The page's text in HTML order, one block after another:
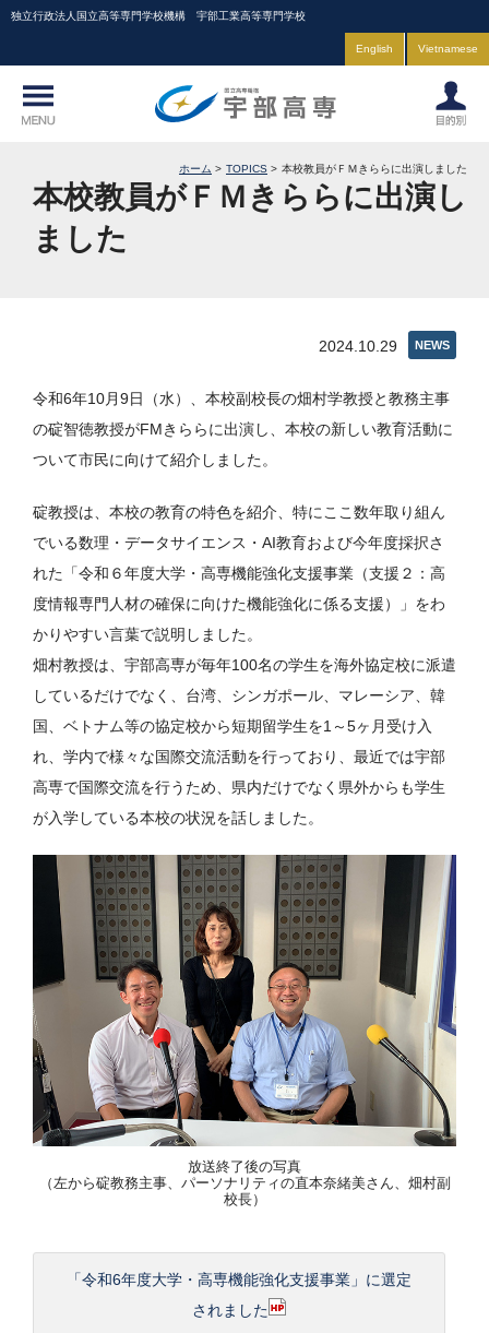
独立行政法人国立高等専門学校機構 宇部工業高等専門学校
English Vietnamese
ホーム TOPICS 本校教員がＦＭきららに出演しました
本校教員がＦＭきららに出演し
ました
NEWS
2024.10.29
令和6年10月9日（水）、本校副校長の畑村学教授と教務主事
の碇智徳教授がFMきららに出演し、本校の新しい教育活動に
ついて市民に向けて紹介しました。
碇教授は、本校の教育の特色を紹介、特にここ数年取り組ん
でいる数理・データサイエンス・AI教育および今年度採択さ
れた「令和６年度大学・高専機能強化支援事業（支援２：高
度情報専門人材の確保に向けた機能強化に係る支援）」をわ
かりやすい言葉で説明しました。
畑村教授は、宇部高専が毎年100名の学生を海外協定校に派遣
しているだけでなく、台湾、シンガポール、マレーシア、韓
国、ベトナム等の協定校から短期留学生を1～5ヶ月受け入
れ、学内で様々な国際交流活動を行っており、最近では宇部
高専で国際交流を行うため、県内だけでなく県外からも学生
が入学している本校の状況を話しました。
放送終了後の写真
（左から碇教務主事、パーソナリティの直本奈緒美さん、畑村副
校長）
「令和6年度大学・高専機能強化支援事業」に選定
されました